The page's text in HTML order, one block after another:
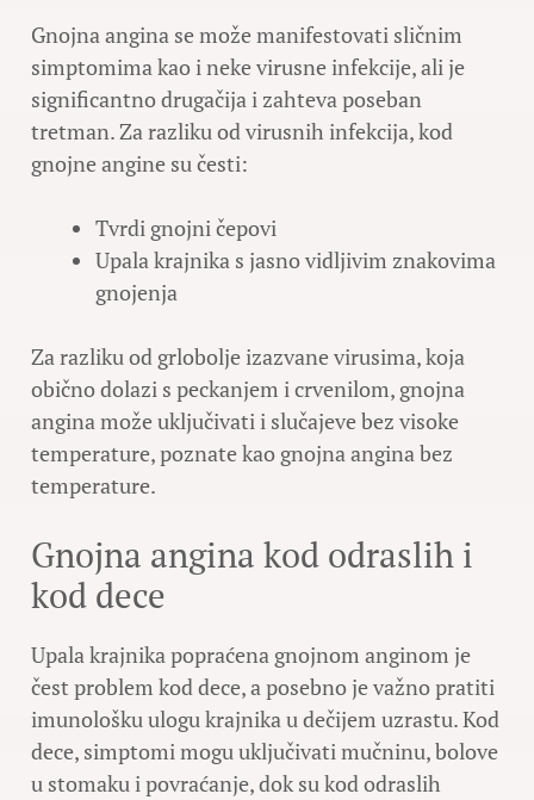
Gnojna angina se može manifestovati sličnim
simptomima kao i neke virusne infekcije, ali je
significantno drugačija i zahteva poseban
tretman. Za razliku od virusnih infekcija, kod
gnojne angine su česti:
Tvrdi gnojni čepovi
Upala krajnika s jasno vidljivim znakovima
gnojenja
Za razliku od grlobolje izazvane virusima, koja
obično dolazi s peckanjem i crvenilom, gnojna
angina može uključivati i slučajeve bez visoke
temperature, poznate kao gnojna angina bez
temperature.
Gnojna angina kod odraslih i
kod dece
Upala krajnika popraćena gnojnom anginom je
čest problem kod dece, a posebno je važno pratiti
imunološku ulogu krajnika u dečijem uzrastu. Kod
dece, simptomi mogu uključivati mučninu, bolove
u stomaku i povraćanje, dok su kod odraslih